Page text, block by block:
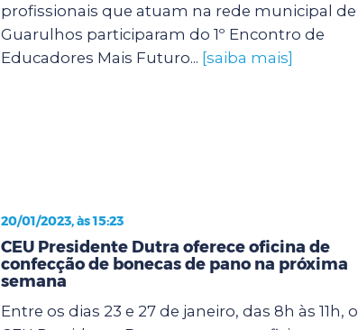
profissionais que atuam na rede municipal de
Guarulhos participaram do 1º Encontro de
Educadores Mais Futuro... [saiba mais]
20/01/2023, às 15:23
CEU Presidente Dutra oferece oficina de
confecção de bonecas de pano na próxima
semana
Entre os dias 23 e 27 de janeiro, das 8h às 11h, o